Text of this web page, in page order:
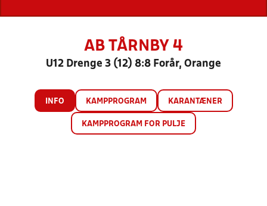
AB TÅRNBY 4
U12 Drenge 3 (12) 8:8 Forår, Orange
INFO KAMPPROGRAM KARANTÆNER
KAMPPROGRAM FOR PULJE